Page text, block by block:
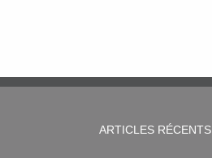
ARTICLES RÉCENTS